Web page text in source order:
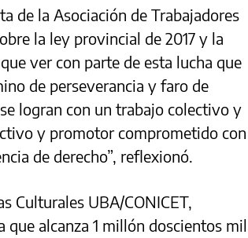
de la Asociación de Trabajadores
la ley provincial de 2017 y la
ver con parte de esta lucha que
de perseverancia y faro de
logran con un trabajo colectivo y
y promotor comprometido con
de derecho”, reflexionó.
Culturales UBA/CONICET,
que alcanza 1 millón doscientos mil